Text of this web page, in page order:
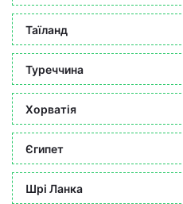
Таїланд
Туреччина
Хорватія
Єгипет
Шрі Ланка